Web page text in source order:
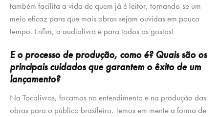
também facilita a vida de quem já é leitor, tornando-se um
meio eficaz para que mais obras sejam ouvidas em pouco
tempo. Enfim, o audiolivro é para todos os gostos!
E o processo de produção, como é? Quais são os
principais cuidados que garantem o êxito de um
lançamento?
Na Tocalivros, focamos no entendimento e na produção das
obras para o público brasileiro. Temos em mente a forma de